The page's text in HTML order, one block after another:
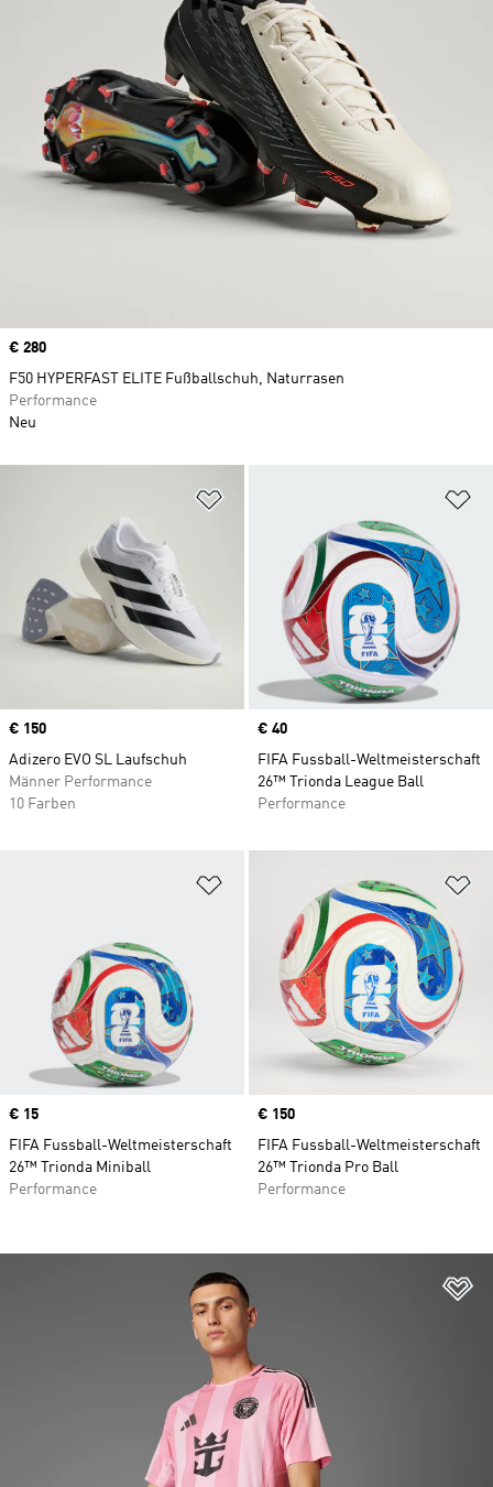
Price
€ 150
Adizero EVO SL Laufschuh
Männer Performance
10 Farben
Price
€ 40
FIFA Fussball-Weltmeisterschaft
26™ Trionda League Ball
Performance
Zur Wunschliste hinzufügen
Price
€ 15
FIFA Fussball-Weltmeisterschaft
26™ Trionda Miniball
Performance
Price
€ 150
FIFA Fussball-Weltmeisterschaft
26™ Trionda Pro Ball
Performance
Price
€ 280
F50 HYPERFAST ELITE Fußballschuh, Naturrasen
Performance
Neu